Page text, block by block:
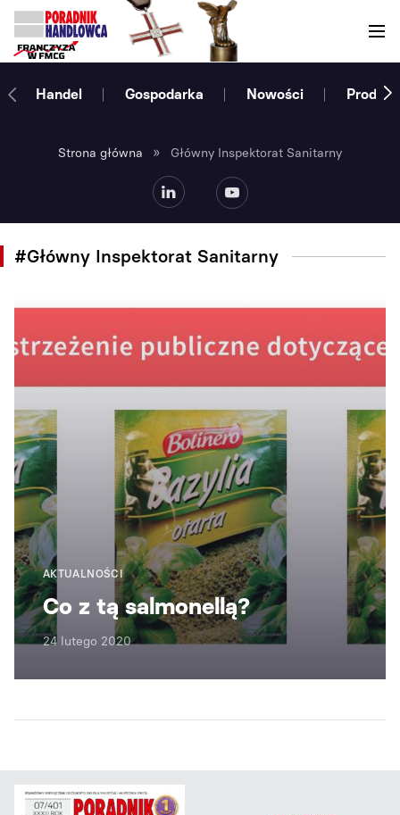
Handel Gospodarka Nowości
Strona główna » Główny Inspektorat Sanitarny
#Główny Inspektorat Sanitarny
AKTUALNOŚCI
Co z tą salmonellą?
24 lutego 2020